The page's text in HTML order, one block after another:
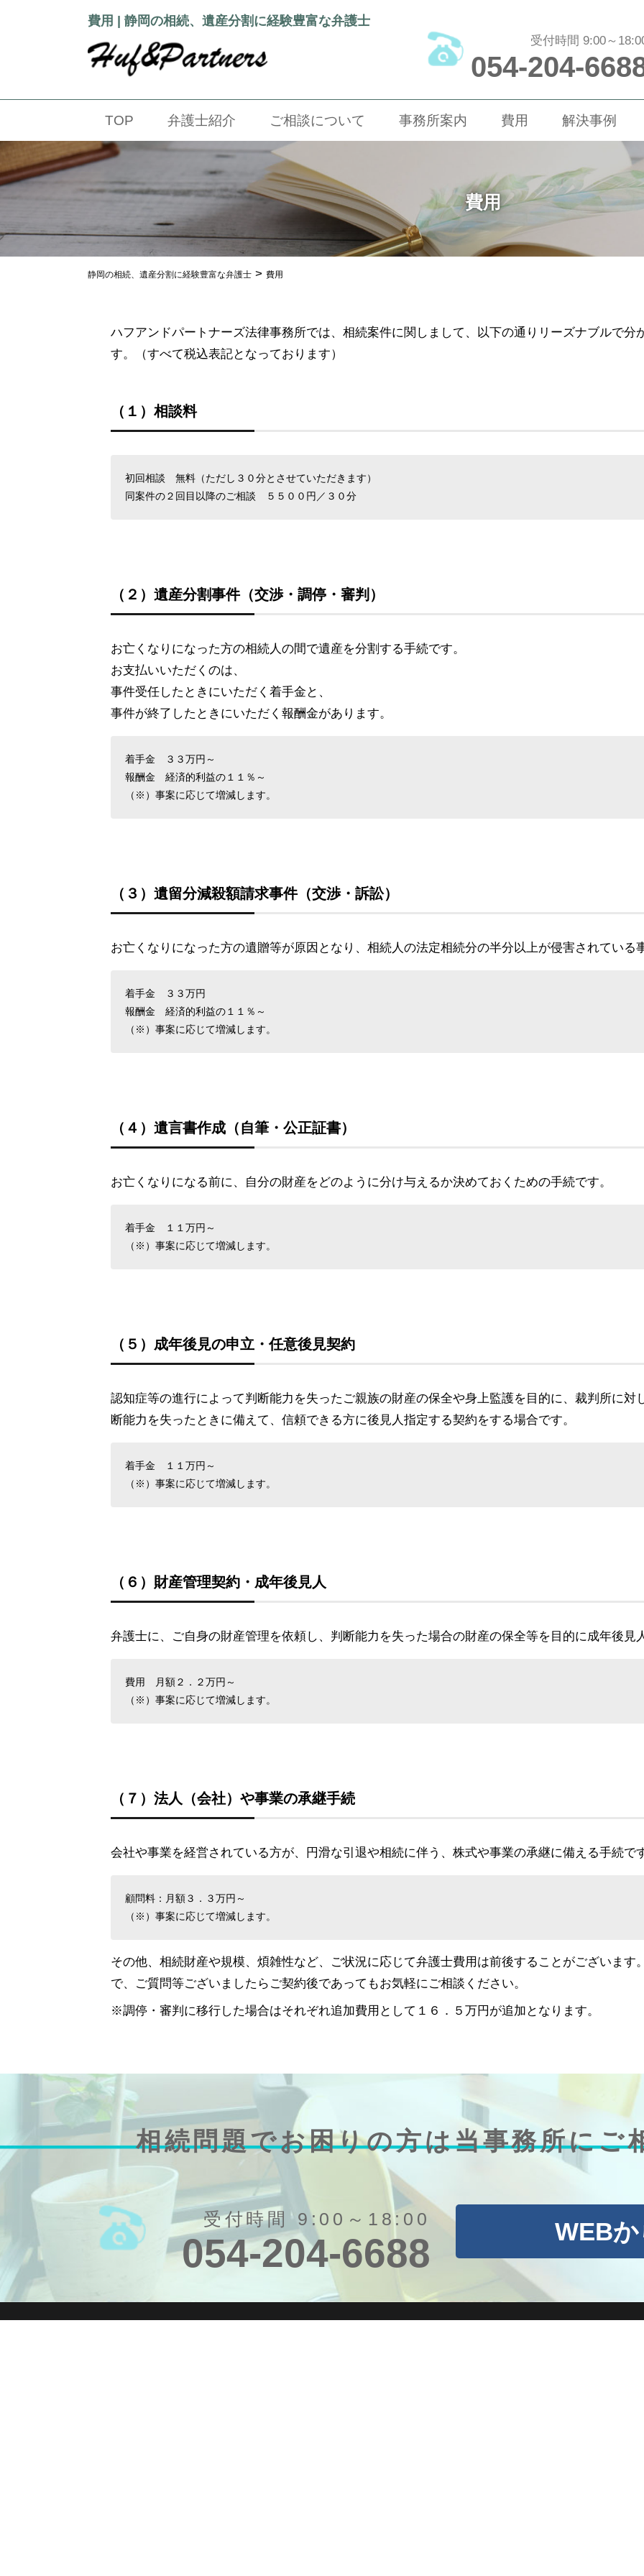
費用 | 静岡の相続、遺産分割に経験豊富な弁護士
受付時間 9:00～
054-204-
TOP 弁護士紹介 ご相談について 事務所案内 費用 解決事例
費用
静岡の相続、遺産分割に経験豊富な弁護士 > 費用
ハフアンドパートナーズ法律事務所では、相続案件に関しまして、以下の通りリーズナブルで分
す。（すべて税込表記となっております）
（１）相談料
初回相談 無料（ただし３０分とさせていただきます）
同案件の２回目以降のご相談 ５５００円／３０分
（２）遺産分割事件（交渉・調停・審判）
お亡くなりになった方の相続人の間で遺産を分割する手続です。
お支払いいただくのは、
事件受任したときにいただく着手金と、
事件が終了したときにいただく報酬金があります。
着手金 ３３万円～
報酬金 経済的利益の１１％～
（※）事案に応じて増減します。
（３）遺留分減殺額請求事件（交渉・訴訟）
お亡くなりになった方の遺贈等が原因となり、相続人の法定相続分の半分以上が侵害されている
着手金 ３３万円
報酬金 経済的利益の１１％～
（※）事案に応じて増減します。
（４）遺言書作成（自筆・公正証書）
お亡くなりになる前に、自分の財産をどのように分け与えるか決めておくための手続です。
着手金 １１万円～
（※）事案に応じて増減します。
（５）成年後見の申立・任意後見契約
認知症等の進行によって判断能力を失ったご親族の財産の保全や身上監護を目的に、裁判所に対
断能力を失ったときに備えて、信頼できる方に後見人指定する契約をする場合です。
着手金 １１万円～
（※）事案に応じて増減します。
（６）財産管理契約・成年後見人
弁護士に、ご自身の財産管理を依頼し、判断能力を失った場合の財産の保全等を目的に成年後見
費用 月額２．２万円～
（※）事案に応じて増減します。
（７）法人（会社）や事業の承継手続
会社や事業を経営されている方が、円滑な引退や相続に伴う、株式や事業の承継に備える手続です
顧問料：月額３．３万円～
（※）事案に応じて増減します。
その他、相続財産や規模、煩雑性など、ご状況に応じて弁護士費用は前後することがございます
で、ご質問等ございましたらご契約後であってもお気軽にご相談ください。
※調停・審判に移行した場合はそれぞれ追加費用として１６．５万円が追加となります。
相続問題でお困りの方は当事務所にご
受付時間 9:00～18:00
054-204-6688 WEB